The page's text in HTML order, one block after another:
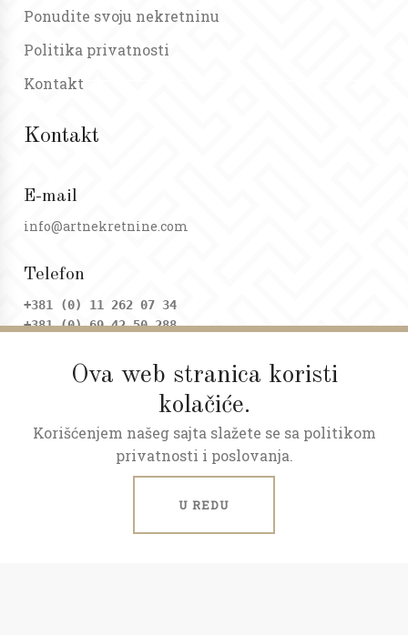
Ova web stranica koristi
kolačiće.
Korišćenjem našeg sajta slažete se sa politikom
privatnosti i poslovanja.
U REDU
Ponudite svoju nekretninu
Politika privatnosti
Kontakt
Kontakt
E-mail
info@artnekretnine.com
Telefon
+381 (0) 11 262 07 34
+381 (0) 69 42 50 288
Adresa
Dositejeva 9, Trg republike
Radno vreme
Ponedeljak - petak: 09 - 20h